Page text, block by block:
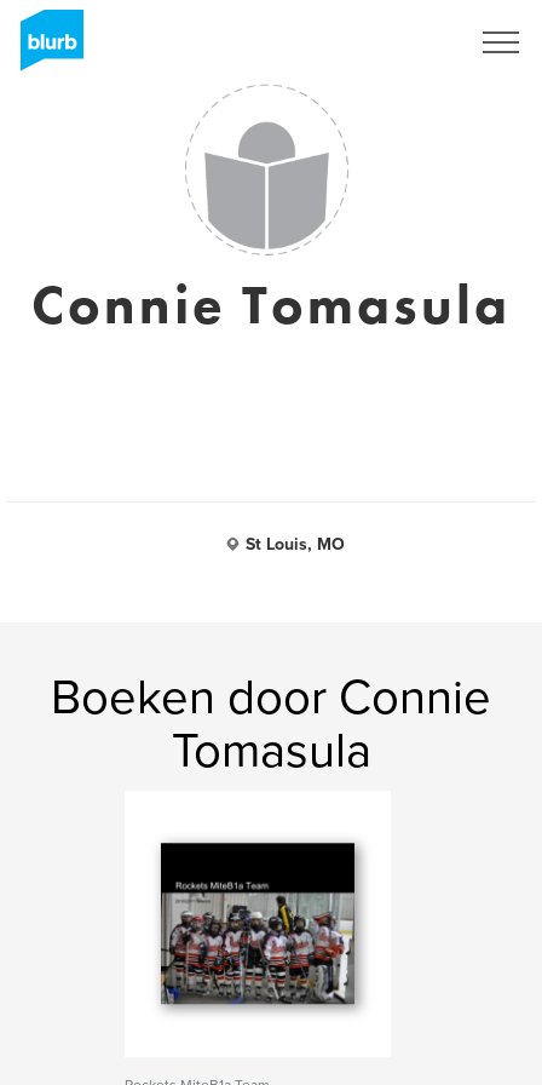
Connie Tomasula
St Louis, MO
Boeken door Connie
Tomasula